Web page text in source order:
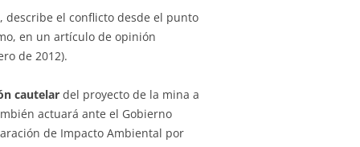
, describe el conflicto desde el punto
en un artículo de opinión
de 2012).
cautelar del proyecto de la mina a
actuará ante el Gobierno
de Impacto Ambiental por